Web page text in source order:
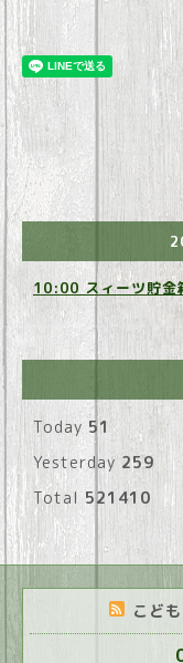
10:00 スィーツ貯金
Today 51
Yesterday 259
Total521410
こど